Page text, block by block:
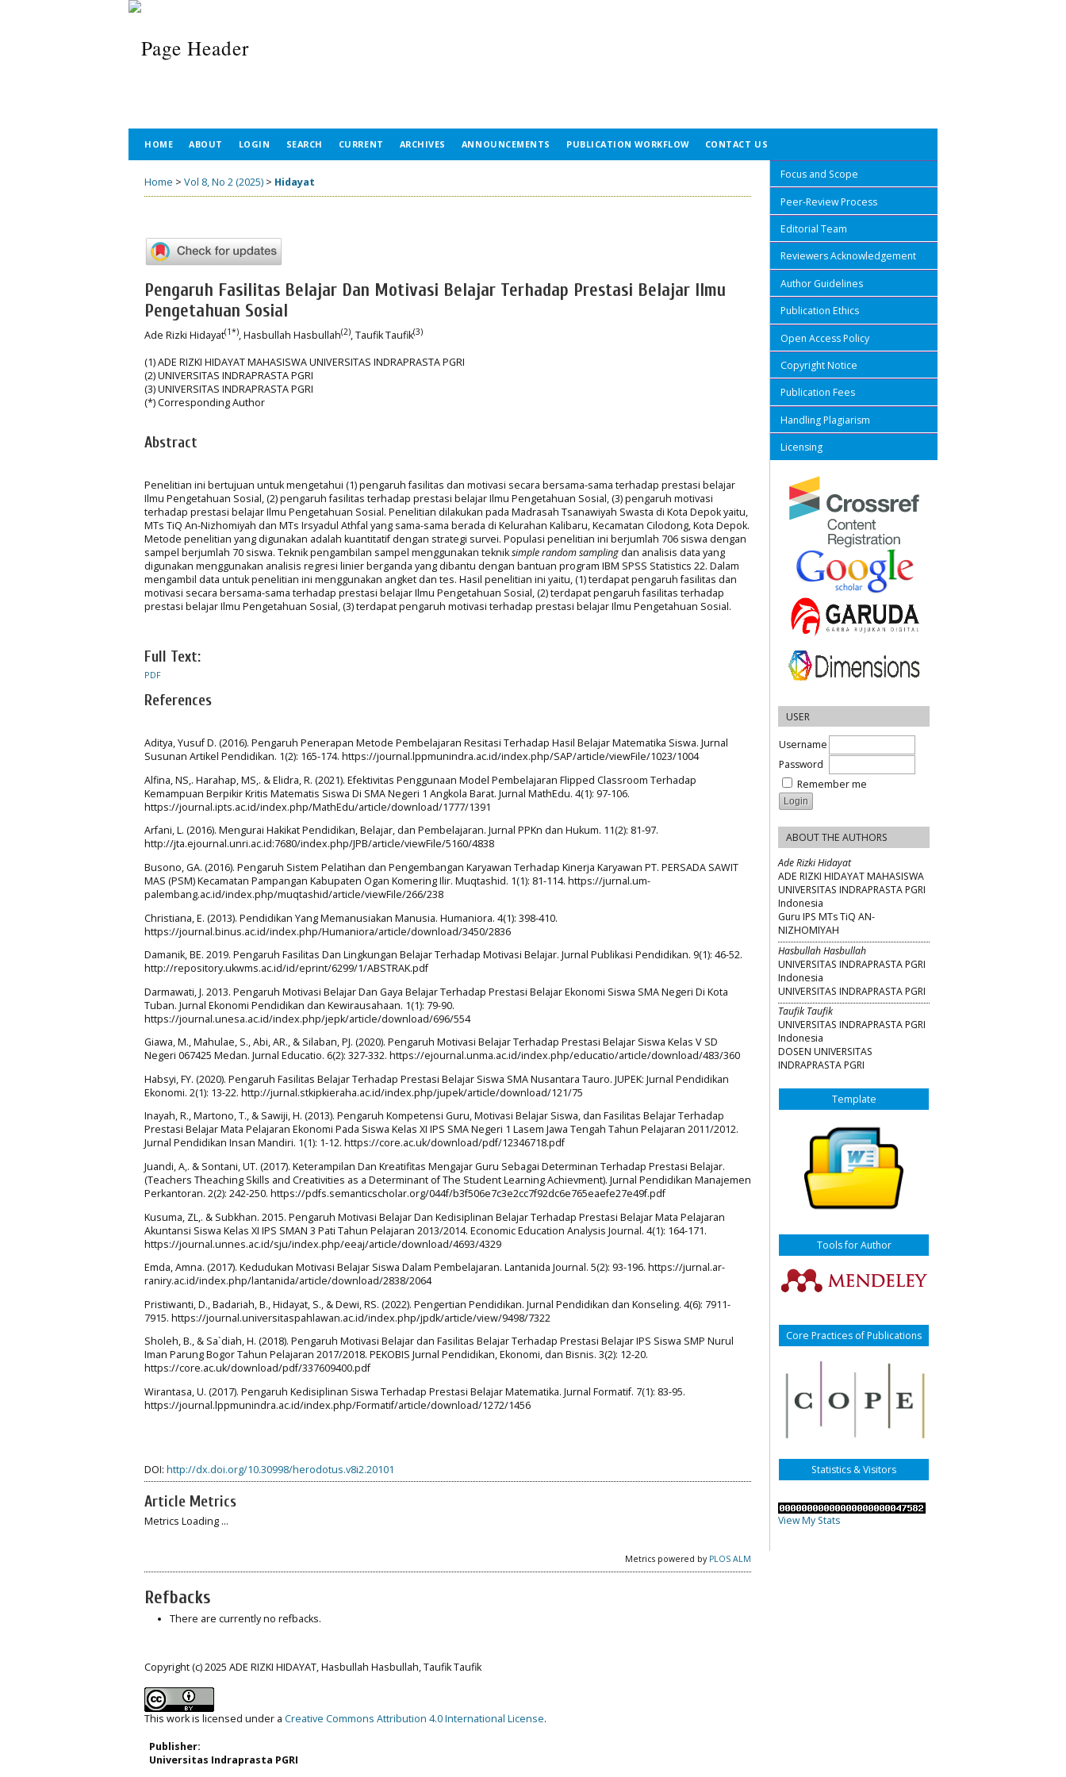
Focus and Scope
Peer-Review Process
Editorial Team
Reviewers Acknowledgement
Author Guidelines
Publication Ethics
Open Access Policy
Copyright Notice
Publication Fees
Handling Plagiarism
Licensing
USER
Username
Password
Remember me
ABOUT THE AUTHORS
Ade Rizki Hidayat
ADE RIZKI HIDAYAT MAHASISWA
UNIVERSITAS INDRAPRASTA PGRI
Indonesia
Guru IPS MTs TiQ AN-
NIZHOMIYAH
Hasbullah Hasbullah
UNIVERSITAS INDRAPRASTA PGRI
Indonesia
UNIVERSITAS INDRAPRASTA PGRI
Taufik Taufik
UNIVERSITAS INDRAPRASTA PGRI
Indonesia
DOSEN UNIVERSITAS
INDRAPRASTA PGRI
Template
Tools for Author
Core Practices of Publications
Statistics & Visitors
View My Stats
HOME ABOUT LOGIN SEARCH CURRENT ARCHIVES ANNOUNCEMENTS PUBLICATION WORKFLOW CONTACT US
Home > Vol 8, No 2 (2025) > Hidayat
Pengaruh Fasilitas Belajar Dan Motivasi Belajar Terhadap Prestasi Belajar Ilmu
Pengetahuan Sosial
Ade Rizki Hidayat(1*), Hasbullah Hasbullah(2), Taufik Taufik(3)
(1) ADE RIZKI HIDAYAT MAHASISWA UNIVERSITAS INDRAPRASTA PGRI
(2) UNIVERSITAS INDRAPRASTA PGRI
(3) UNIVERSITAS INDRAPRASTA PGRI
(*) Corresponding Author
Abstract
Penelitian ini bertujuan untuk mengetahui (1) pengaruh fasilitas dan motivasi secara bersama-sama terhadap prestasi belajar
Ilmu Pengetahuan Sosial, (2) pengaruh fasilitas terhadap prestasi belajar Ilmu Pengetahuan Sosial, (3) pengaruh motivasi
terhadap prestasi belajar Ilmu Pengetahuan Sosial. Penelitian dilakukan pada Madrasah Tsanawiyah Swasta di Kota Depok yaitu,
MTs TiQ An-Nizhomiyah dan MTs Irsyadul Athfal yang sama-sama berada di Kelurahan Kalibaru, Kecamatan Cilodong, Kota Depok.
Metode penelitian yang digunakan adalah kuantitatif dengan strategi survei. Populasi penelitian ini berjumlah 706 siswa dengan
sampel berjumlah 70 siswa. Teknik pengambilan sampel menggunakan tekniksimple random sampling dan analisis data yang
digunakan menggunakan analisis regresi linier berganda yang dibantu dengan bantuan program IBM SPSS Statistics 22. Dalam
mengambil data untuk penelitian ini menggunakan angket dan tes. Hasil penelitian ini yaitu, (1) terdapat pengaruh fasilitas dan
motivasi secara bersama-sama terhadap prestasi belajar Ilmu Pengetahuan Sosial, (2) terdapat pengaruh fasilitas terhadap
prestasi belajar Ilmu Pengetahuan Sosial, (3) terdapat pengaruh motivasi terhadap prestasi belajar Ilmu Pengetahuan Sosial.
Full Text:
PDF
References
Aditya, Yusuf D. (2016). Pengaruh Penerapan Metode Pembelajaran Resitasi Terhadap Hasil Belajar Matematika Siswa. Jurnal
Susunan Artikel Pendidikan. 1(2): 165-174. https://journal.lppmunindra.ac.id/index.php/SAP/article/viewFile/1023/1004
Alfina, NS,. Harahap, MS,. & Elidra, R. (2021). Efektivitas Penggunaan Model Pembelajaran Flipped Classroom Terhadap
Kemampuan Berpikir Kritis Matematis Siswa Di SMA Negeri 1 Angkola Barat. Jurnal MathEdu. 4(1): 97-106.
https://journal.ipts.ac.id/index.php/MathEdu/article/download/1777/1391
Arfani, L. (2016). Mengurai Hakikat Pendidikan, Belajar, dan Pembelajaran. Jurnal PPKn dan Hukum. 11(2): 81-97.
http://jta.ejournal.unri.ac.id:7680/index.php/JPB/article/viewFile/5160/4838
Busono, GA. (2016). Pengaruh Sistem Pelatihan dan Pengembangan Karyawan Terhadap Kinerja Karyawan PT. PERSADA SAWIT
MAS (PSM) Kecamatan Pampangan Kabupaten Ogan Komering Ilir. Muqtashid. 1(1): 81-114. https://jurnal.um-
palembang.ac.id/index.php/muqtashid/article/viewFile/266/238
Christiana, E. (2013). Pendidikan Yang Memanusiakan Manusia. Humaniora. 4(1): 398-410.
https://journal.binus.ac.id/index.php/Humaniora/article/download/3450/2836
Damanik, BE. 2019. Pengaruh Fasilitas Dan Lingkungan Belajar Terhadap Motivasi Belajar. Jurnal Publikasi Pendidikan. 9(1): 46-52.
http://repository.ukwms.ac.id/id/eprint/6299/1/ABSTRAK.pdf
Darmawati, J. 2013. Pengaruh Motivasi Belajar Dan Gaya Belajar Terhadap Prestasi Belajar Ekonomi Siswa SMA Negeri Di Kota
Tuban. Jurnal Ekonomi Pendidikan dan Kewirausahaan. 1(1): 79-90.
https://journal.unesa.ac.id/index.php/jepk/article/download/696/554
Giawa, M., Mahulae, S., Abi, AR., & Silaban, PJ. (2020). Pengaruh Motivasi Belajar Terhadap Prestasi Belajar Siswa Kelas V SD
Negeri 067425 Medan. Jurnal Educatio. 6(2): 327-332. https://ejournal.unma.ac.id/index.php/educatio/article/download/483/360
Habsyi, FY. (2020). Pengaruh Fasilitas Belajar Terhadap Prestasi Belajar Siswa SMA Nusantara Tauro. JUPEK: Jurnal Pendidikan
Ekonomi. 2(1): 13-22. http://jurnal.stkipkieraha.ac.id/index.php/jupek/article/download/121/75
Inayah, R., Martono, T., & Sawiji, H. (2013). Pengaruh Kompetensi Guru, Motivasi Belajar Siswa, dan Fasilitas Belajar Terhadap
Prestasi Belajar Mata Pelajaran Ekonomi Pada Siswa Kelas XI IPS SMA Negeri 1 Lasem Jawa Tengah Tahun Pelajaran 2011/2012.
Jurnal Pendidikan Insan Mandiri. 1(1): 1-12. https://core.ac.uk/download/pdf/12346718.pdf
Juandi, A,. & Sontani, UT. (2017). Keterampilan Dan Kreatifitas Mengajar Guru Sebagai Determinan Terhadap Prestasi Belajar.
(Teachers Theaching Skills and Creativities as a Determinant of The Student Learning Achievment). Jurnal Pendidikan Manajemen
Perkantoran. 2(2): 242-250. https://pdfs.semanticscholar.org/044f/b3f506e7c3e2cc7f92dc6e765eaefe27e49f.pdf
Kusuma, ZL,. & Subkhan. 2015. Pengaruh Motivasi Belajar Dan Kedisiplinan Belajar Terhadap Prestasi Belajar Mata Pelajaran
Akuntansi Siswa Kelas XI IPS SMAN 3 Pati Tahun Pelajaran 2013/2014. Economic Education Analysis Journal. 4(1): 164-171.
https://journal.unnes.ac.id/sju/index.php/eeaj/article/download/4693/4329
Emda, Amna. (2017). Kedudukan Motivasi Belajar Siswa Dalam Pembelajaran. Lantanida Journal. 5(2): 93-196. https://jurnal.ar-
raniry.ac.id/index.php/lantanida/article/download/2838/2064
Pristiwanti, D., Badariah, B., Hidayat, S., & Dewi, RS. (2022). Pengertian Pendidikan. Jurnal Pendidikan dan Konseling. 4(6): 7911-
7915. https://journal.universitaspahlawan.ac.id/index.php/jpdk/article/view/9498/7322
Sholeh, B., & Sa`diah, H. (2018). Pengaruh Motivasi Belajar dan Fasilitas Belajar Terhadap Prestasi Belajar IPS Siswa SMP Nurul
Iman Parung Bogor Tahun Pelajaran 2017/2018. PEKOBIS Jurnal Pendidikan, Ekonomi, dan Bisnis. 3(2): 12-20.
https://core.ac.uk/download/pdf/337609400.pdf
Wirantasa, U. (2017). Pengaruh Kedisiplinan Siswa Terhadap Prestasi Belajar Matematika. Jurnal Formatif. 7(1): 83-95.
https://journal.lppmunindra.ac.id/index.php/Formatif/article/download/1272/1456
DOI: http://dx.doi.org/10.30998/herodotus.v8i2.20101
Article Metrics
Metrics Loading ...
Metrics powered by PLOS ALM
Refbacks
There are currently no refbacks.
Copyright (c) 2025 ADE RIZKI HIDAYAT, Hasbullah Hasbullah, Taufik Taufik
This work is licensed under a Creative Commons Attribution 4.0 International License.
Publisher:
Universitas Indraprasta PGRI